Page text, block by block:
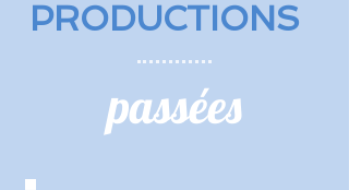
PRODUCTIONS
passées